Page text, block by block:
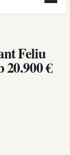
Obre
el
Feliu
20.900 €